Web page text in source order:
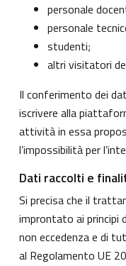
personale
personale
studenti;
altri visitatori
Il conferimento dei
iscrivere alla
attività in essa
l’impossibilità per
Dati raccolti e
Si precisa che il
improntato ai principi
non eccedenza e di
al Regolamento UE